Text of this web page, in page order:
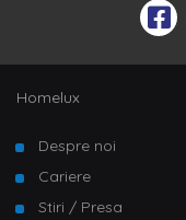
Homelux
Despre noi
Cariere
Stiri / Presa